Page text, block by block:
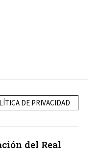
DE PRIVACIDAD
del Real